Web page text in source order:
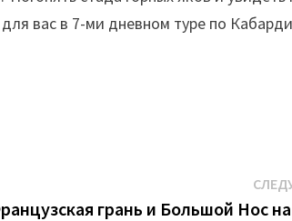
для вас в 7-ми дневном туре по
грань и Большой Нос